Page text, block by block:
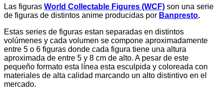
Las figuras World Collectable Figures (WCF) son una serie
de figuras de distintos anime producidas por Banpresto.
Estas series de figuras estan separadas en distintos
volúmenes y cada volumen se compone aproximadamente
entre 5 o 6 figuras donde cada figura tiene una altura
aproximada de entre 5 y 8 cm de alto. A pesar de este
pequeño formato esta línea esta esculpida y coloreada con
materiales de alta calidad marcando un alto distintivo en el
mercado.